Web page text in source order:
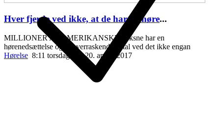
Hver fjerde ved ikke, at de har en høre...
MILLIONER AF AMERIKANSKE voksne har en
hørenedsættelse og et overraskende antal ved det ikke engan
Hørelse 8:11 torsdag den 20. april , 2017